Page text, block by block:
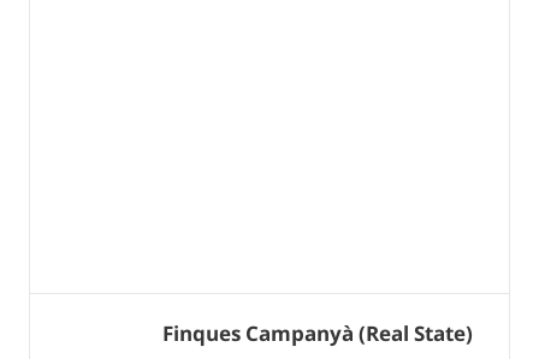
Finques Campanyà (Real State)